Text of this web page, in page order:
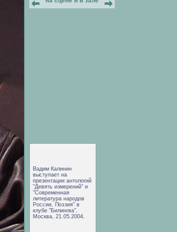
Вадим Калинин
выступает на
презентации антологий
"Девять измерений" и
"Современная
литература народов
России. Поэзия" в
клубе "Билингва".
Москва, 21.05.2004.